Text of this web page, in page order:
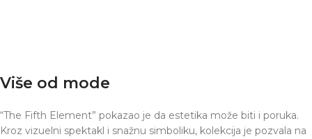
Više od mode
“The Fifth Element” pokazao je da estetika može biti i poruka.
Kroz vizuelni spektakl i snažnu simboliku, kolekcija je pozvala na